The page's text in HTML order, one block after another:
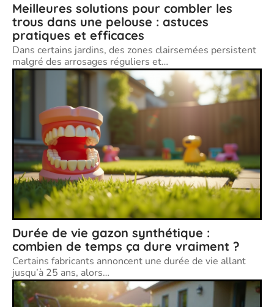
Meilleures solutions pour combler les
trous dans une pelouse : astuces
pratiques et efficaces
Dans certains jardins, des zones clairsemées persistent
malgré des arrosages réguliers et…
Durée de vie gazon synthétique :
combien de temps ça dure vraiment ?
Certains fabricants annoncent une durée de vie allant
jusqu’à 25 ans, alors…